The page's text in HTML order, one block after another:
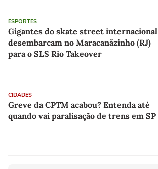
ESPORTES
Gigantes do skate street internacional
desembarcam no Maracanãzinho (RJ)
para o SLS Rio Takeover
CIDADES
Greve da CPTM acabou? Entenda até
quando vai paralisação de trens em SP